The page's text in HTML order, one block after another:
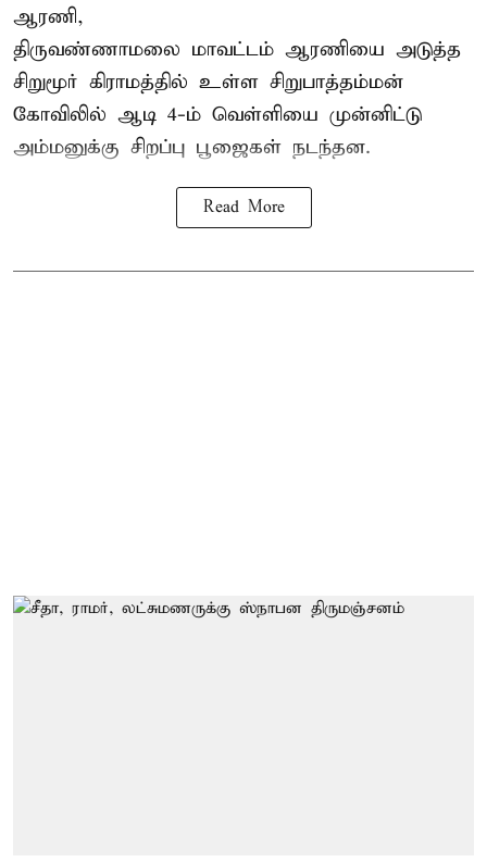
ஆரணி,
திருவண்ணாமலை மாவட்டம் ஆரணியை அடுத்த
சிறுமூர் கிராமத்தில் உள்ள சிறுபாத்தம்மன்
கோவிலில் ஆடி 4-ம் வெள்ளியை முன்னிட்டு
அம்மனுக்கு சிறப்பு பூஜைகள் நடந்தன.
Read More